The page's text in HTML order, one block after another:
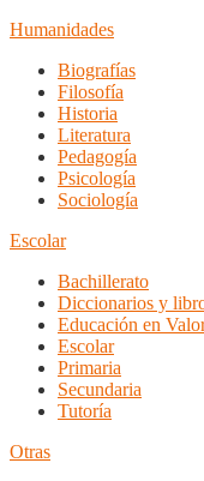
Humanidades
Biografías
Filosofía
Historia
Literatura
Pedagogía
Psicología
Sociología
Escolar
Bachillerato
Diccionarios y
Educación en
Escolar
Primaria
Secundaria
Tutoría
Otras